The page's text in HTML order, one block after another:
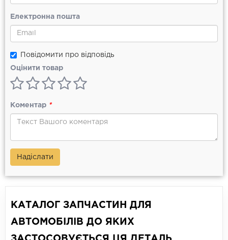
Електронна пошта
Повідомити про відповідь
Оцінити товар
Коментар *
Надіслати
КАТАЛОГ ЗАПЧАСТИН ДЛЯ
АВТОМОБІЛІВ ДО ЯКИХ